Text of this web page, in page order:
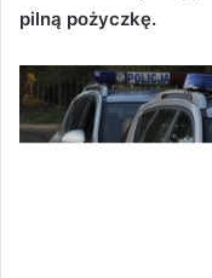
pilną pożyczkę.